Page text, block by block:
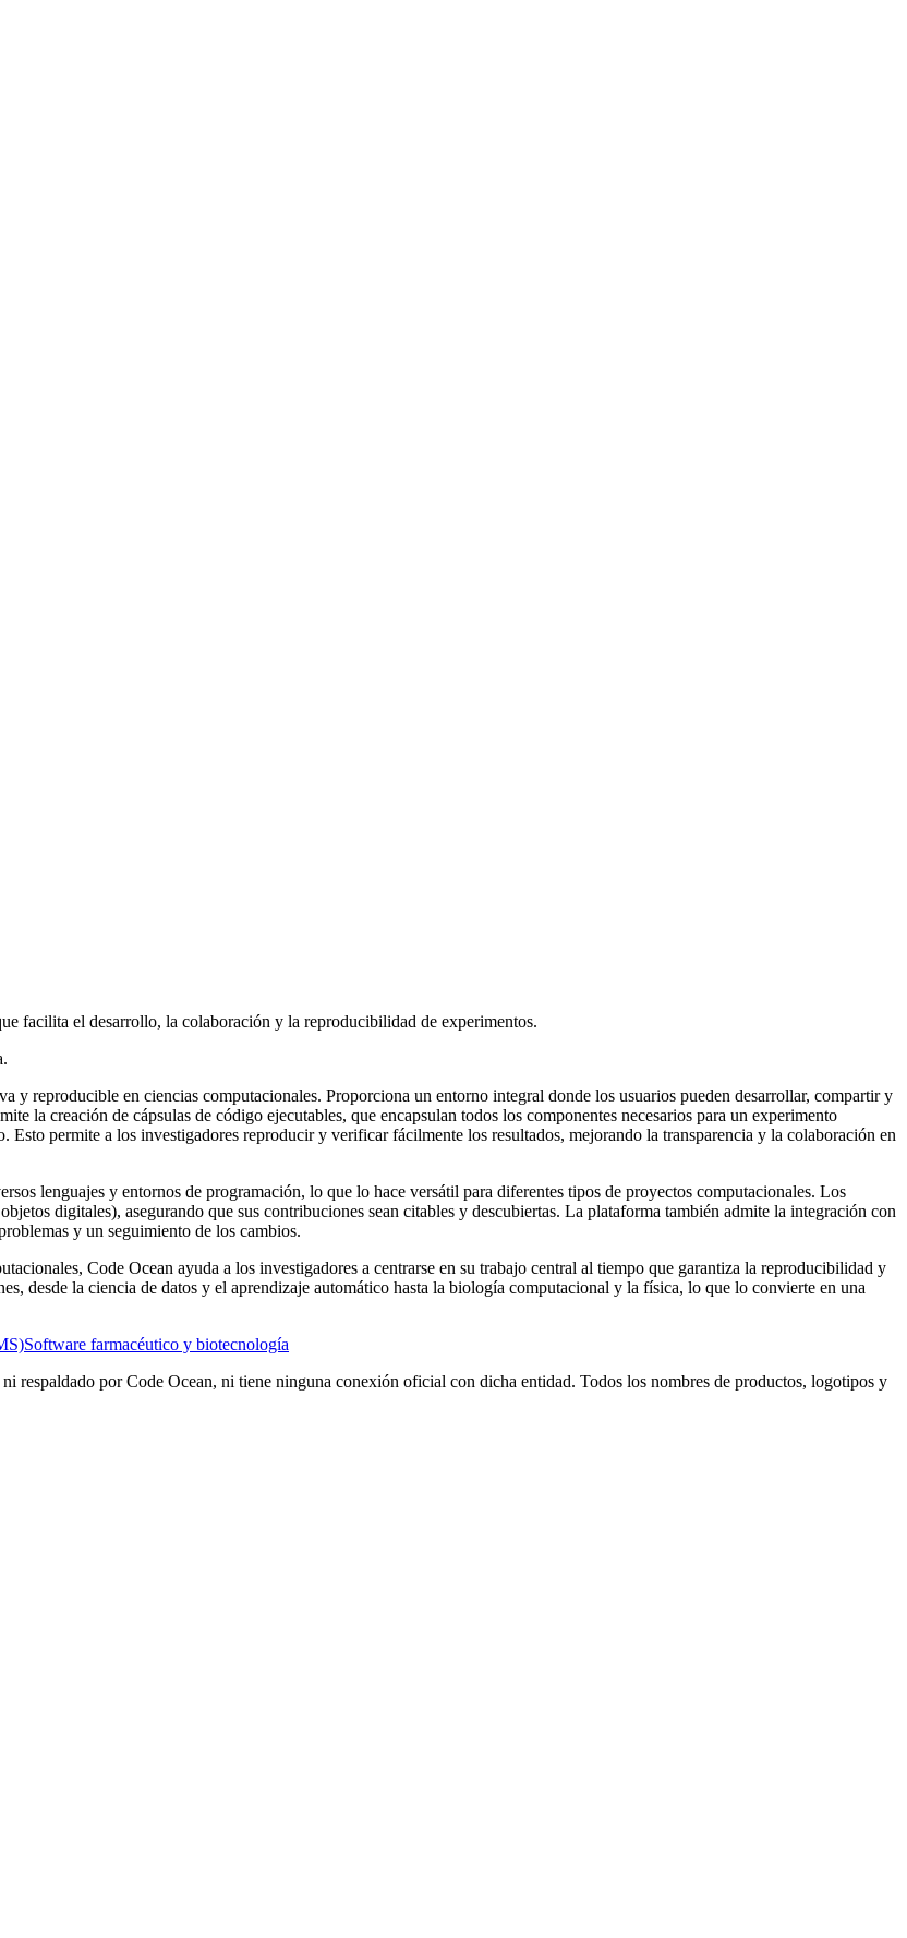
facilita el desarrollo, la colaboración y la reproducibilidad de experimentos.
y reproducible en ciencias computacionales. Proporciona un entorno integral donde los usuarios pueden desarrollar, compartir y
la creación de cápsulas de código ejecutables, que encapsulan todos los componentes necesarios para un experimento
permite a los investigadores reproducir y verificar fácilmente los resultados, mejorando la transparencia y la colaboración en
lenguajes y entornos de programación, lo que lo hace versátil para diferentes tipos de proyectos computacionales. Los
digitales), asegurando que sus contribuciones sean citables y descubiertas. La plataforma también admite la integración con
y un seguimiento de los cambios.
Code Ocean ayuda a los investigadores a centrarse en su trabajo central al tiempo que garantiza la reproducibilidad y
desde la ciencia de datos y el aprendizaje automático hasta la biología computacional y la física, lo que lo convierte en una
Software farmacéutico y biotecnología
respaldado por Code Ocean, ni tiene ninguna conexión oficial con dicha entidad. Todos los nombres de productos, logotipos y